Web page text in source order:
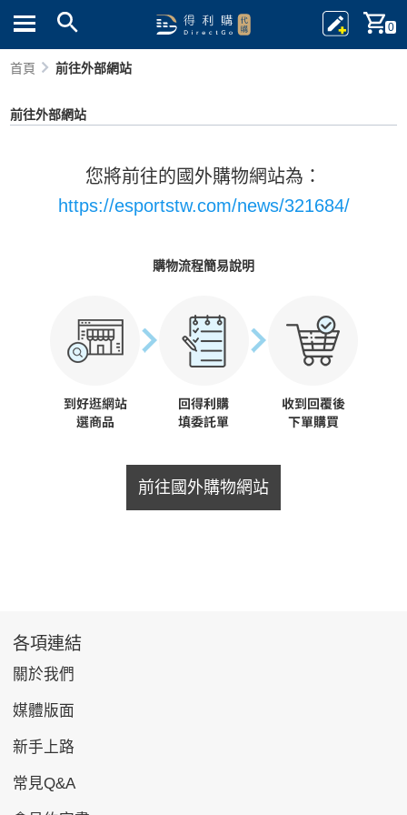
0
首頁 前往外部網站
前往外部網站
您將前往的國外購物網站為：
https://esportstw.com/news/321684/
購物流程簡易說明
前往國外購物網站
各項連結
關於我們
媒體版面
新手上路
常見Q&A